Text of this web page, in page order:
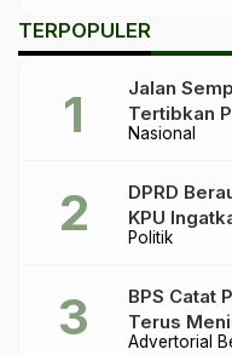
TERPOPULER
Nasional
Jalan
Tertibkan
Politik
DPRD
KPU
Advertorial
BPS Catat
Terus